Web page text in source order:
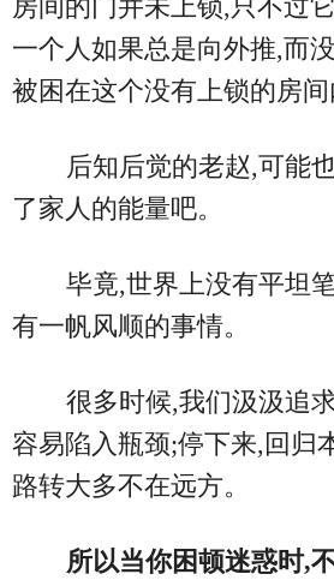
房间的门并未上锁,只不过
一个人如果总是向外推,而
被困在这个没有上锁的房间
后知后觉的老赵,可能
了家人的能量吧。
毕竟,世界上没有平坦
有一帆风顺的事情。
很多时候,我们汲汲追
容易陷入瓶颈;停下来,回归
路转大多不在远方。
所以当你困顿迷惑时,